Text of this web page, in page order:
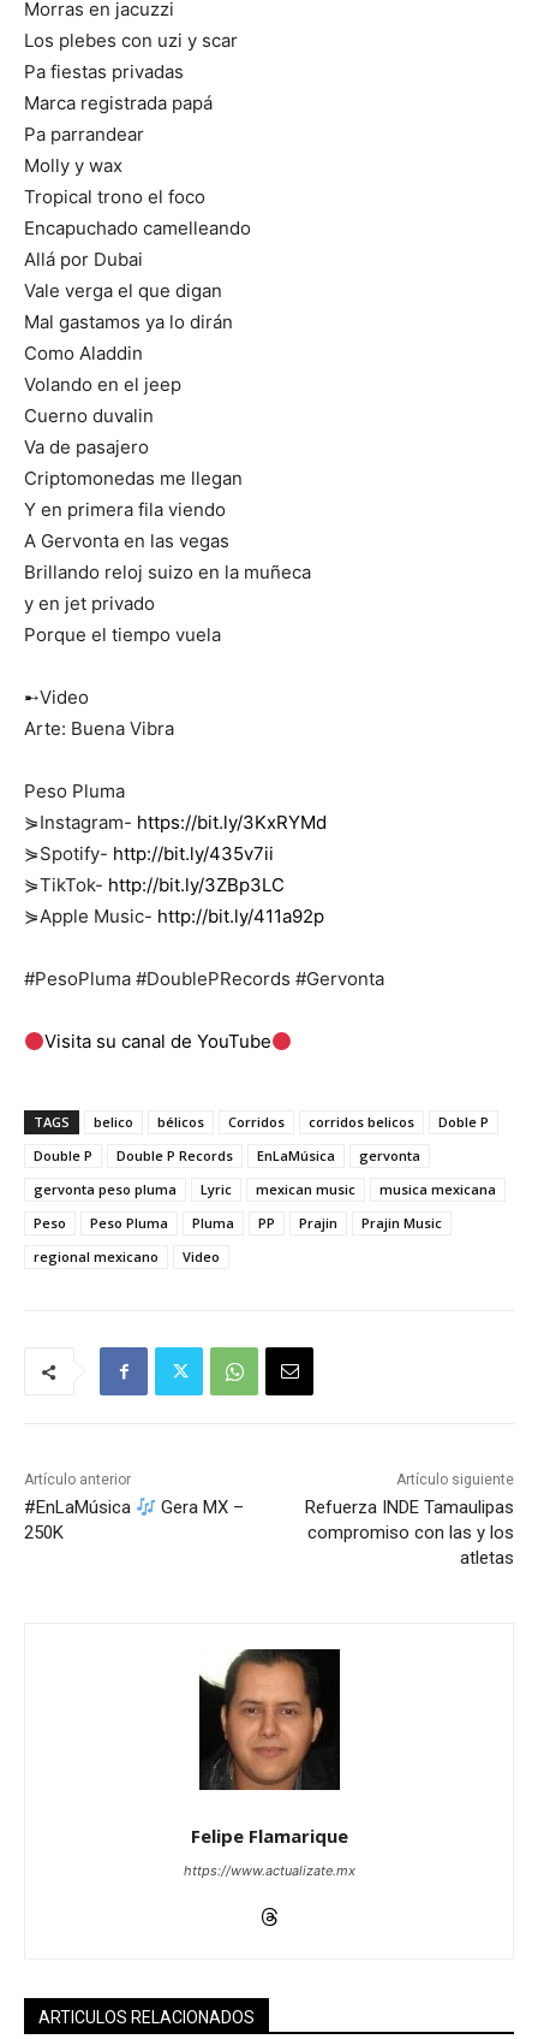
Morras en jacuzzi
Los plebes con uzi y scar
Pa fiestas privadas
Marca registrada papá
Pa parrandear
Molly y wax
Tropical trono el foco
Encapuchado camelleando
Allá por Dubai
Vale verga el que digan
Mal gastamos ya lo dirán
Como Aladdin
Volando en el jeep
Cuerno duvalin
Va de pasajero
Criptomonedas me llegan
Y en primera fila viendo
A Gervonta en las vegas
Brillando reloj suizo en la muñeca
y en jet privado
Porque el tiempo vuela
➸Video
Arte: Buena Vibra
Peso Pluma
⋟Instagram- https://bit.ly/3KxRYMd
⋟Spotify- http://bit.ly/435v7ii
⋟TikTok- http://bit.ly/3ZBp3LC
⋟Apple Music- http://bit.ly/411a92p
#PesoPluma #DoublePRecords #Gervonta
Visita su canal de YouTube
TAGS belico bélicos Corridos corridos belicos
Doble P
Double P
Double P Records EnLaMúsica
gervonta
gervonta peso pluma
Lyric mexican music
musica mexicana
Peso
Peso Pluma Pluma PP Prajin
Prajin Music
regional mexicano
Video
Artículo anterior
#EnLaMúsica
Gera MX –
250K
Artículo siguiente
Refuerza INDE Tamaulipas
compromiso con las y los
atletas
Felipe Flamarique
https://www.actualizate.mx
ARTICULOS RELACIONADOS